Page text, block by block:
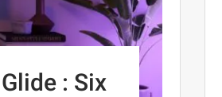
: Six